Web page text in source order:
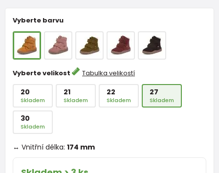
Vyberte barvu
Vyberte velikost Tabulka velikostí
20
Skladem
21
Skladem
22
Skladem
27
Skladem
30
Skladem
↔ Vnitřní délka: 174 mm